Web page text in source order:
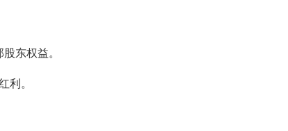
东权益。
利。